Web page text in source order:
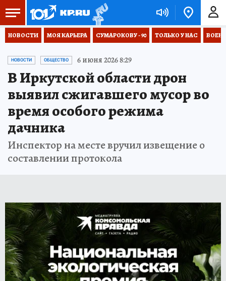
НОВОСТИ МОЯ КАРЬЕРА СУМАРОКОВУ - 90 ТОЛЬКО У НАС
НОВОСТИ ОБЩЕСТВО 6 июня 2026 8:29
В Иркутской области дрон
выявил сжигавшего мусор во
время особого режима
дачника
Инспектор на месте вручил извещение о
составлении протокола